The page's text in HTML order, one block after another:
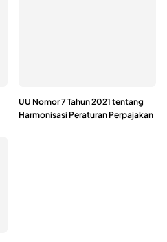
UU Nomor 7 Tahun 2021 tentang
Harmonisasi Peraturan Perpajakan